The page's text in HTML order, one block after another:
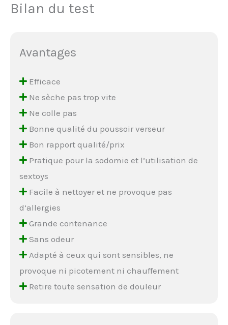
Bilan du test
Avantages
Efficace
Ne sèche pas trop vite
Ne colle pas
Bonne qualité du poussoir verseur
Bon rapport qualité/prix
Pratique pour la sodomie et l’utilisation de
sextoys
Facile à nettoyer et ne provoque pas
d’allergies
Grande contenance
Sans odeur
Adapté à ceux qui sont sensibles, ne
provoque ni picotement ni chauffement
Retire toute sensation de douleur